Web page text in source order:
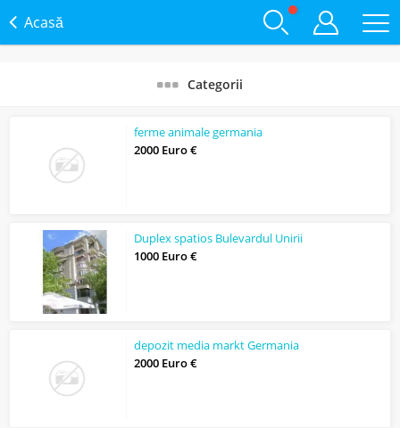
Acasă
Categorii
ferme animale germania
2000 Euro €
Duplex spatios Bulevardul Unirii
1000 Euro €
depozit media markt Germania
2000 Euro €